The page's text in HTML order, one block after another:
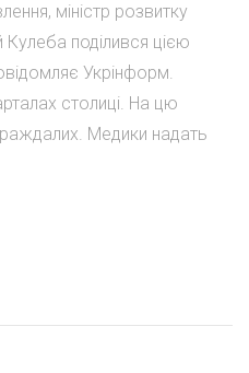
міністр розвитку
Кулеба поділився цією
Укрінформ.
столиці. На цю
Медики надать